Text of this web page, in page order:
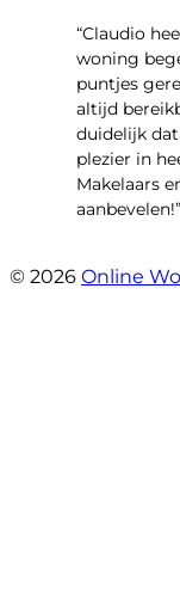
“Claudio
woning
puntjes
altijd
duidelijk
plezier in
Makelaars
aanbevelen!”
© 2026 Online